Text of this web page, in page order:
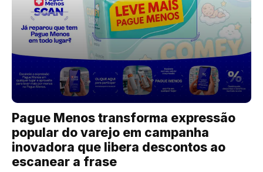
Pague Menos transforma expressão
popular do varejo em campanha
inovadora que libera descontos ao
escanear a frase